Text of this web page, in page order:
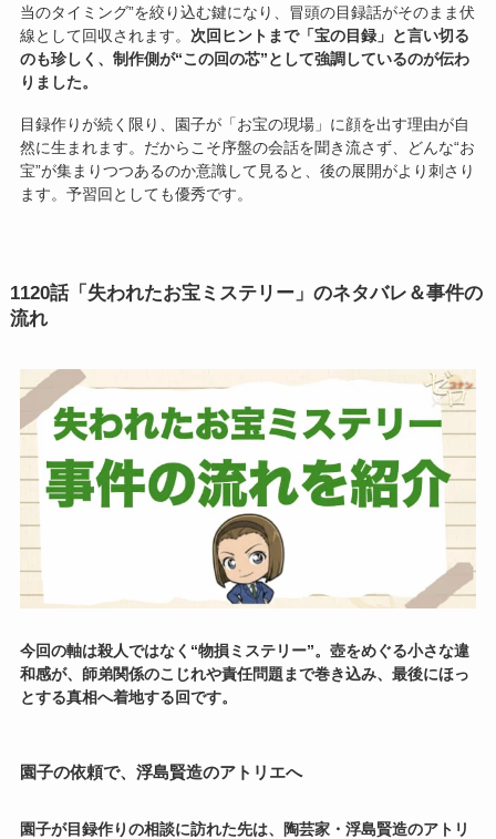
当のタイミング”を絞り込む鍵になり、冒頭の目録話がそのまま伏
線として回収されます。 次回ヒントまで「宝の目録」と言い切る
のも珍しく、制作側が“この回の芯”として強調しているのが伝わ
りました。
目録作りが続く限り、園子が「お宝の現場」に顔を出す理由が自
然に生まれます。だからこそ序盤の会話を聞き流さず、どんな“お
宝”が集まりつつあるのか意識して見ると、後の展開がより刺さり
ます。予習回としても優秀です。
1120話「失われたお宝ミステリー」のネタバレ＆事件の
流れ
今回の軸は殺人ではなく“物損ミステリー”。壺をめぐる小さな違
和感が、師弟関係のこじれや責任問題まで巻き込み、最後にほっ
とする真相へ着地する回です。
園子の依頼で、浮島賢造のアトリエへ
園子が目録作りの相談に訪れた先は、陶芸家・浮島賢造のアトリ